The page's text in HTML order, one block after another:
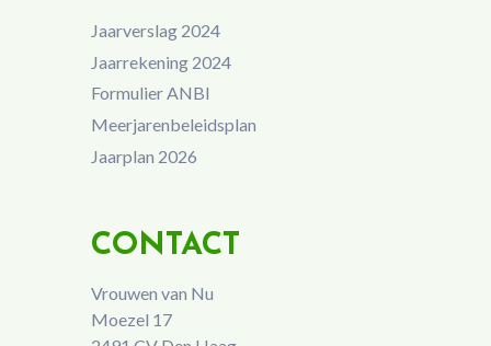
Jaarverslag 2024
Jaarrekening 2024
Formulier ANBI
Meerjarenbeleidsplan
Jaarplan 2026
CONTACT
Vrouwen van Nu
Moezel 17